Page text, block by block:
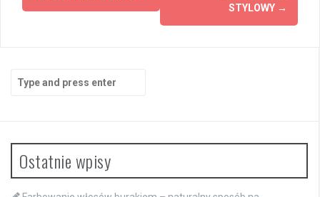
STYLOWY →
for:
Ostatnie wpisy